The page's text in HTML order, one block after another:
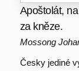
Apoštolát,
za kněze.
Mossong
Česky jediné